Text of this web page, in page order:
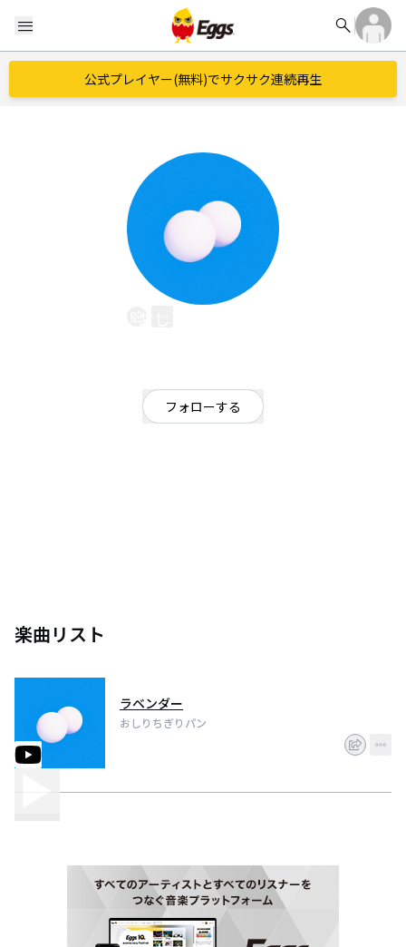
menu search
公式プレイヤー(無料)でサクサク連続再生
フォローする
楽曲リスト
ラベンダー
おしりちぎりパン